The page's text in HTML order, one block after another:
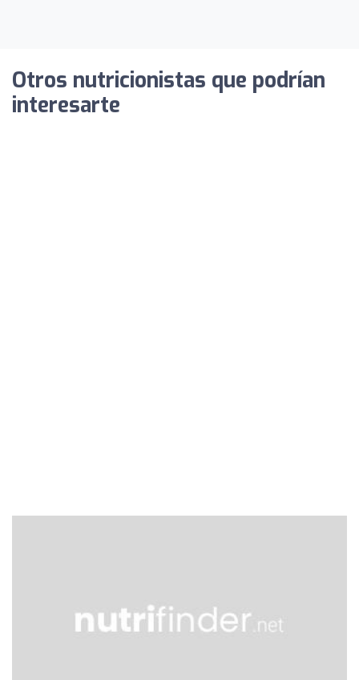
Otros nutricionistas que podrían
interesarte